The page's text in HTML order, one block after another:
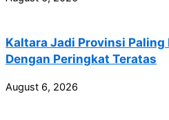
Kaltara Jadi Provinsi
Dengan Peringkat Teratas
August 6, 2026